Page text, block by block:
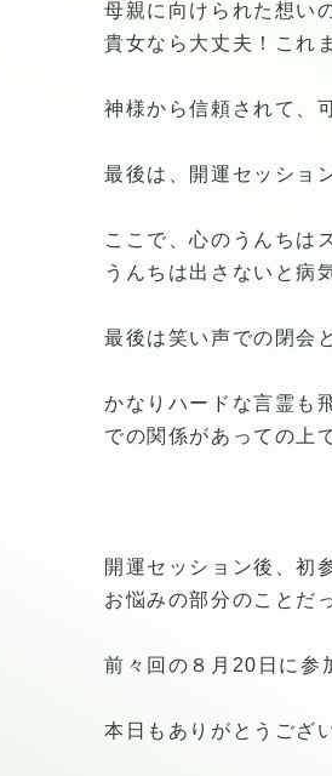
母親に向けられた想い
貴女なら大丈夫！これ
神様から信頼されて、
最後は、開運セッショ
ここで、心のうんちは
うんちは出さないと病
最後は笑い声での閉会
かなりハードな言霊も
での関係があっての上
開運セッション後、初
お悩みの部分のことだ
前々回の８月20日に参
本日もありがとうござ